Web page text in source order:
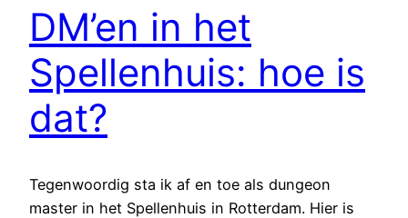
DM’en in het
Spellenhuis: hoe is
dat?
Tegenwoordig sta ik af en toe als dungeon
master in het Spellenhuis in Rotterdam. Hier is